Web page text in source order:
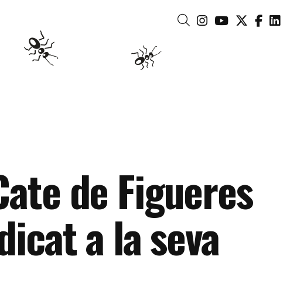
Link a instagram
Link aLink a
Link
de Figueres
a la seva